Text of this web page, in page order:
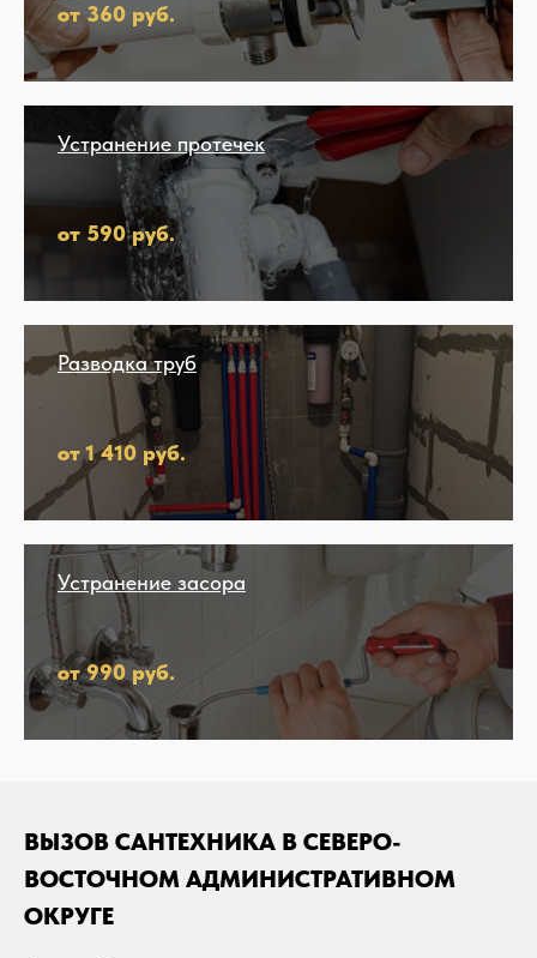
от 360 руб.
Устранение протечек
от 590 руб.
Разводка труб
от 1 410 руб.
Устранение засора
от 990 руб.
ВЫЗОВ САНТЕХНИКА В СЕВЕРО-
ВОСТОЧНОМ АДМИНИСТРАТИВНОМ
ОКРУГЕ